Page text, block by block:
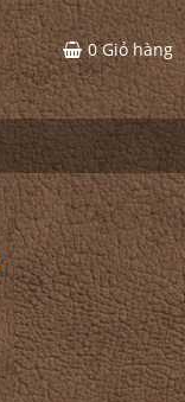
0 Giỏ hàng